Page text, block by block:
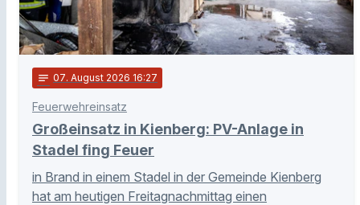
notes 07. August 2026 16:27
Feuerwehreinsatz
Großeinsatz in Kienberg: PV-Anlage in
Stadel fing Feuer
in Brand in einem Stadel in der Gemeinde Kienberg
hat am heutigen Freitagnachmittag einen